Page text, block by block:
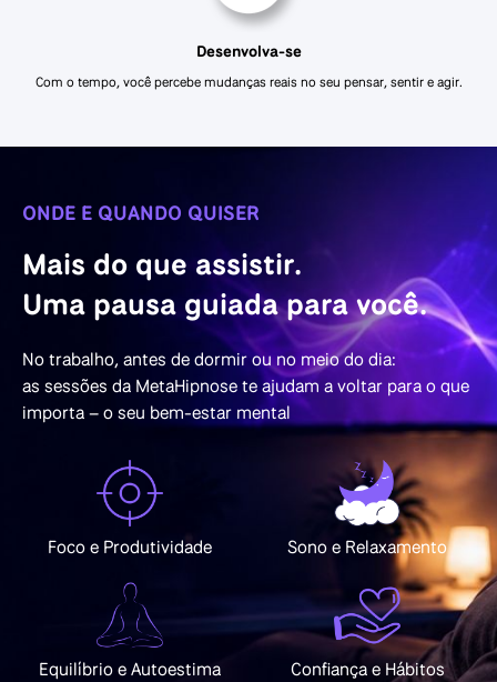
Desenvolva-se
Com o tempo, você percebe mudanças reais no seu pensar, sentir e agir.
ONDE E QUANDO QUISER
Mais do que assistir.
Uma pausa guiada para você.
No trabalho, antes de dormir ou no meio do dia:
as sessões da MetaHipnose te ajudam a voltar para o que
importa – o seu bem-estar mental
Foco e Produtividade Sono e Relaxamento
Equilíbrio e Autoestima Confiança e Hábitos